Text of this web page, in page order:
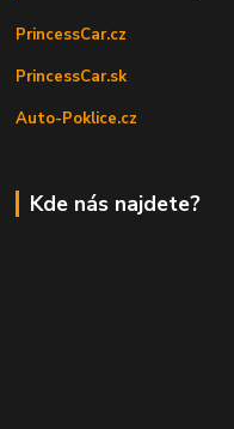
PrincessCar.cz
PrincessCar.sk
Auto-Poklice.cz
Kde nás najdete?